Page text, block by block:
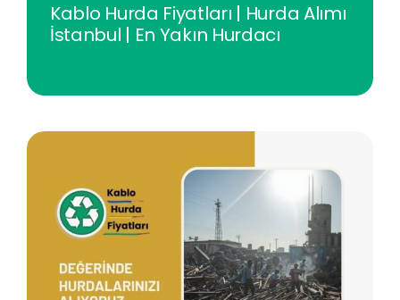
Kablo Hurda Fiyatları | Hurda Alımı
İstanbul | En Yakın Hurdacı